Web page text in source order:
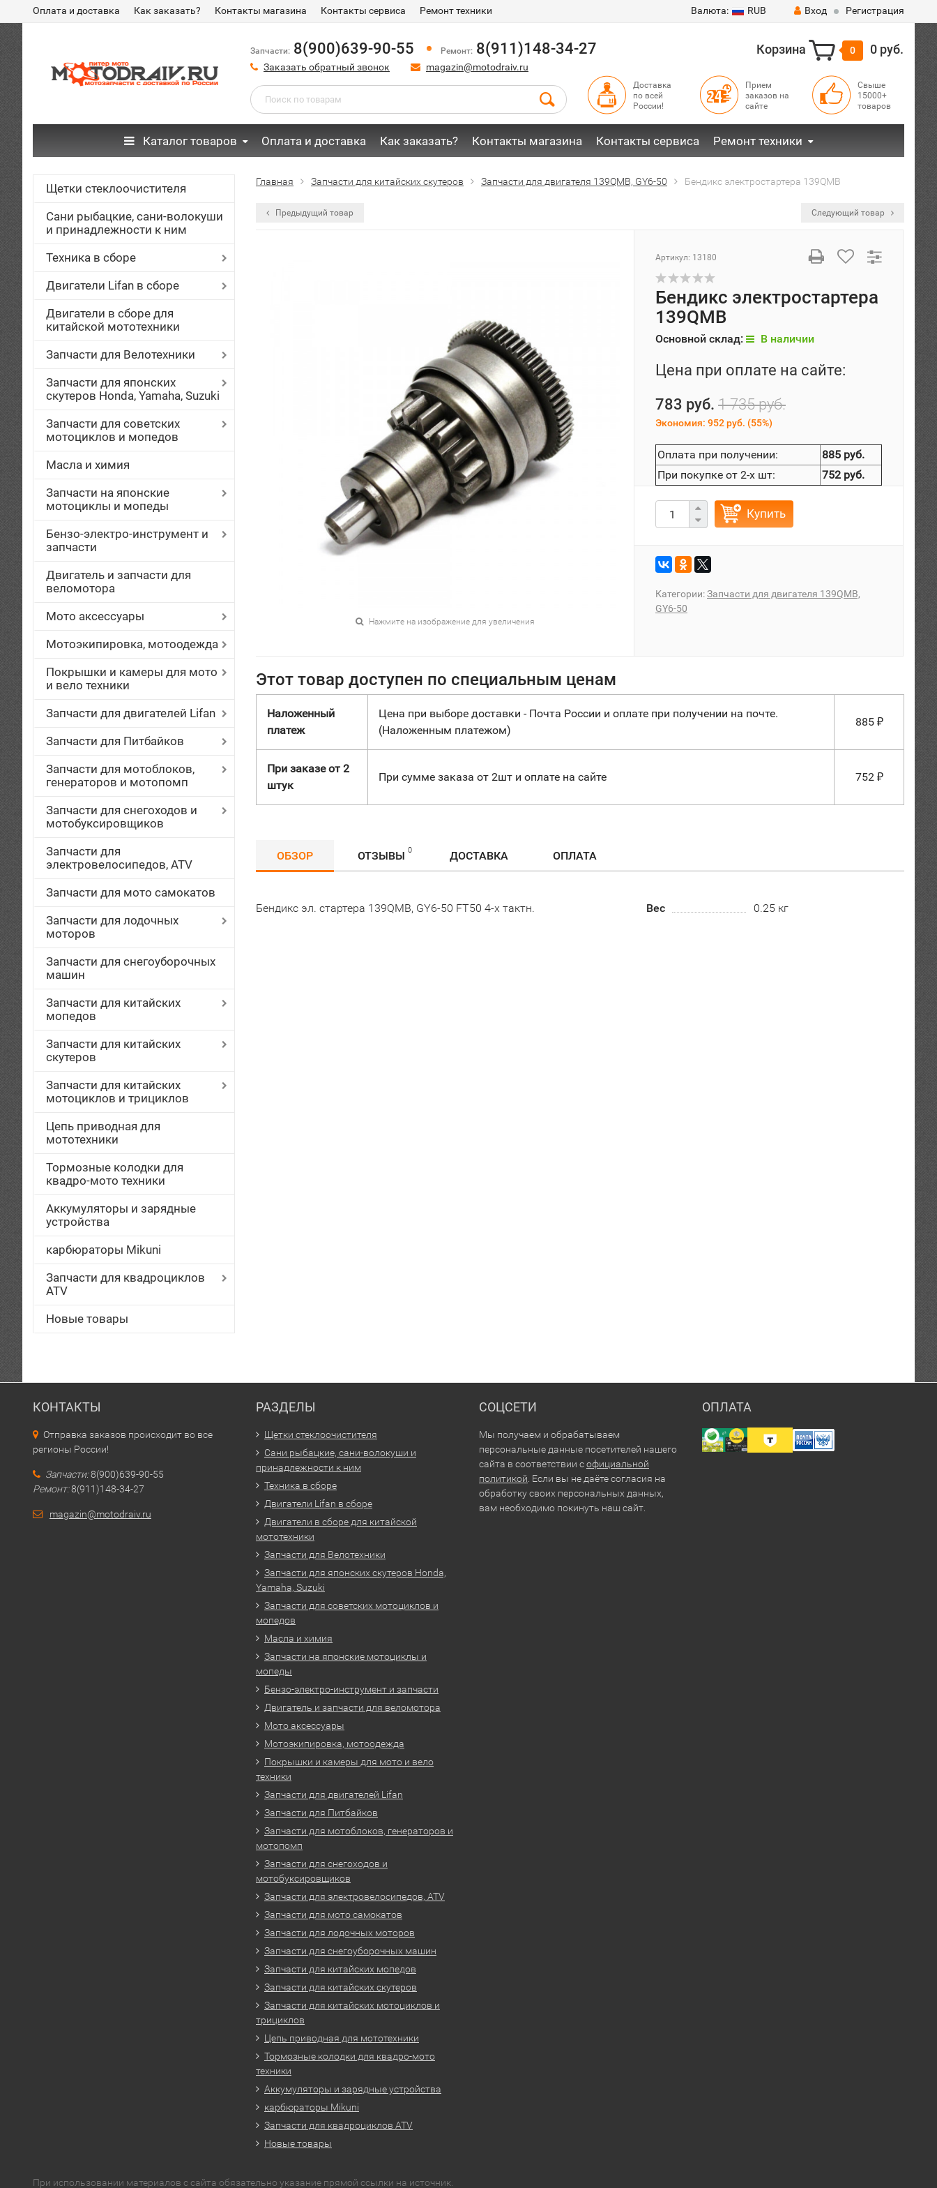
Оплата и доставка Как заказать? Контакты магазина Контакты сервиса Ремонт техники Валюта: RUB Вход Регистрация
Запчасти: 8(900)639-90-55 Ремонт: 8(911)148-34-27
Заказать обратный звонок magazin@motodraiv.ru
Корзина 0 0 руб.
Доставка
по всей
России!
Прием
заказов на
сайте
Свыше
15000+
товаров
Каталог товаров Оплата и доставка Как заказать? Контакты магазина Контакты сервиса Ремонт техники
Щетки стеклоочистителя
Сани рыбацкие, сани-волокуши
и принадлежности к ним
Техника в сборе
Двигатели Lifan в сборе
Двигатели в сборе для
китайской мототехники
Запчасти для Велотехники
Запчасти для японских
скутеров Honda, Yamaha, Suzuki
Запчасти для советских
мотоциклов и мопедов
Масла и химия
Запчасти на японские
мотоциклы и мопеды
Бензо-электро-инструмент и
запчасти
Двигатель и запчасти для
веломотора
Мото аксессуары
Мотоэкипировка, мотоодежда
Покрышки и камеры для мото
и вело техники
Запчасти для двигателей Lifan
Запчасти для Питбайков
Запчасти для мотоблоков,
генераторов и мотопомп
Запчасти для снегоходов и
мотобуксировщиков
Запчасти для
электровелосипедов, ATV
Запчасти для мото самокатов
Запчасти для лодочных
моторов
Запчасти для снегоуборочных
машин
Запчасти для китайских
мопедов
Запчасти для китайских
скутеров
Запчасти для китайских
мотоциклов и трициклов
Цепь приводная для
мототехники
Тормозные колодки для
квадро-мото техники
Аккумуляторы и зарядные
устройства
карбюраторы Mikuni
Запчасти для квадроциклов
ATV
Новые товары
Главная Запчасти для китайских скутеров Запчасти для двигателя 139QMB, GY6-50 Бендикс электростартера 139QMB
Предыдущий товар Следующий товар
Нажмите на изображение для увеличения
Артикул: 13180
Бендикс электростартера
139QMB
Основной склад: В наличии
Цена при оплате на сайте:
783 руб. 1 735 руб.
Экономия: 952 руб. (55%)
Оплата при получении:
885 руб.
При покупке от 2-х шт:
752 руб.
Купить
Категории:Запчасти для двигателя 139QMB,
GY6-50
Этот товар доступен по специальным ценам
Наложенный
платеж
Цена при выборе доставки - Почта России и оплате при получении на почте.
(Наложенным платежом)
885 ₽
При заказе от 2
штук
При сумме заказа от 2шт и оплате на сайте 752 ₽
ОБЗОР ОТЗЫВЫ 0 ДОСТАВКА ОПЛАТА
Бендикс эл. стартера 139QMB, GY6-50 FT50 4-х тактн. Вес 0.25 кг
КОНТАКТЫ
Отправка заказов происходит во все
регионы России!
Запчасти:8(900)639-90-55
Ремонт:8(911)148-34-27
magazin@motodraiv.ru
РАЗДЕЛЫ
Щетки стеклоочистителя
Сани рыбацкие, сани-волокуши и
принадлежности к ним
Техника в сборе
Двигатели Lifan в сборе
Двигатели в сборе для китайской
мототехники
Запчасти для Велотехники
Запчасти для японских скутеров Honda,
Yamaha, Suzuki
Запчасти для советских мотоциклов и
мопедов
Масла и химия
Запчасти на японские мотоциклы и
мопеды
Бензо-электро-инструмент и запчасти
Двигатель и запчасти для веломотора
Мото аксессуары
Мотоэкипировка, мотоодежда
Покрышки и камеры для мото и вело
техники
Запчасти для двигателей Lifan
Запчасти для Питбайков
Запчасти для мотоблоков, генераторов и
мотопомп
Запчасти для снегоходов и
мотобуксировщиков
Запчасти для электровелосипедов, ATV
Запчасти для мото самокатов
Запчасти для лодочных моторов
Запчасти для снегоуборочных машин
Запчасти для китайских мопедов
Запчасти для китайских скутеров
Запчасти для китайских мотоциклов и
трициклов
Цепь приводная для мототехники
Тормозные колодки для квадро-мото
техники
Аккумуляторы и зарядные устройства
карбюраторы Mikuni
Запчасти для квадроциклов ATV
Новые товары
СОЦСЕТИ
Мы получаем и обрабатываем
персональные данные посетителей нашего
сайта в соответствии софициальной
политикой . Если вы не даёте согласия на
обработку своих персональных данных,
вам необходимо покинуть наш сайт.
ОПЛАТА
При использовании материалов с сайта обязательно указание прямой ссылки на источник.